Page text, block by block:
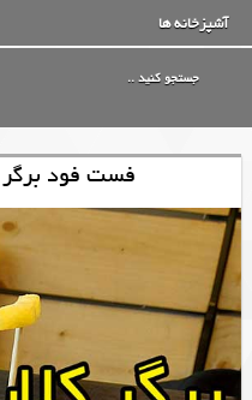
آشپزخانه ها
فست فود